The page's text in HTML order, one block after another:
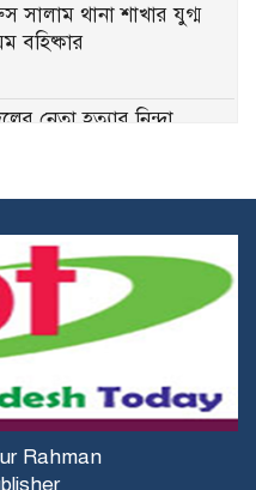
সালাম থানা শাখার যুগ্ম
বহিষ্কার
নেতা হত্যার নিন্দা
চাকরিতে ডিগ্রির
দিতে চান কমলা
উপবৃত্তির জন্য ব্লকড
নির্দেশনা
অস্ট্রেলিয়ার ভারপ্রাপ্ত
বৈঠক
Rahman